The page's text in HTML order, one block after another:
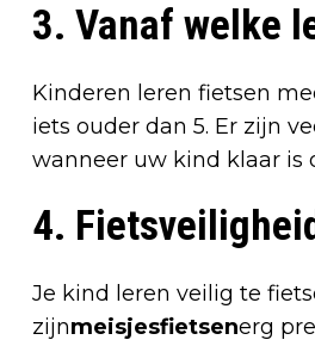
3. Vanaf welke
Kinderen leren fietsen
iets ouder dan 5. Er zijn
wanneer uw kind klaar is
4.
Je kind leren veilig te
zijnmeisjesfietsenerg